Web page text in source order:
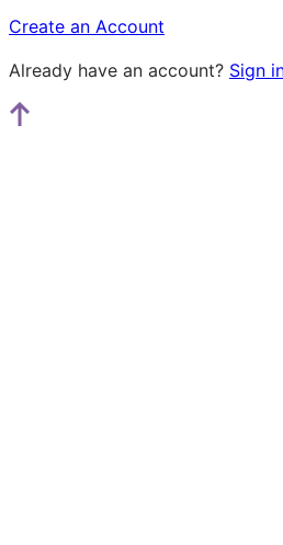
Create an Account
Already have an account? Sign